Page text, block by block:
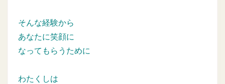
そんな経験から
あなたに笑顔に
なってもらうために
わたくしは